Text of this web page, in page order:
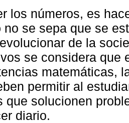
los números, es
no se sepa que se
de la
se considera que
matemáticas,
permitir al
que solucionen
diario.